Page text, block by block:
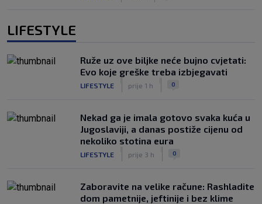
LIFESTYLE
Ruže uz ove biljke neće bujno cvjetati:
Evo koje greške treba izbjegavati
LIFESTYLE prije 1 h 0
Nekad ga je imala gotovo svaka kuća u
Jugoslaviji, a danas postiže cijenu od
nekoliko stotina eura
LIFESTYLE prije 3 h 0
Zaboravite na velike račune: Rashladite
dom pametnije, jeftinije i bez klime